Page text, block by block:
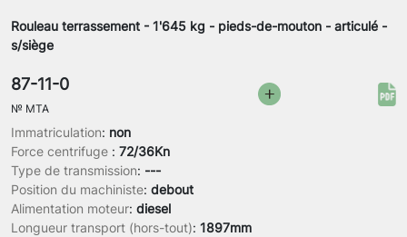
Rouleau terrassement - 1'645 kg - pieds-de-mouton - articulé -
s/siège
Immatriculation: non
Force centrifuge : 72/36Kn
Type de transmission: ---
Position du machiniste: debout
Alimentation moteur: diesel
Longueur transport (hors-tout): 1897mm
87-11-0
№ MTA